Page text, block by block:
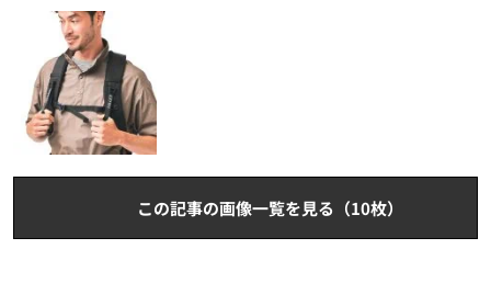
この記事の画像一覧を見る（10枚）